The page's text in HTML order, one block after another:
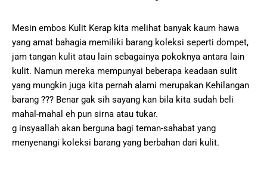
Mesin embos Kulit Kerap kita melihat banyak kaum hawa
yang amat bahagia memiliki barang koleksi seperti dompet,
jam tangan kulit atau lain sebagainya pokoknya antara lain
kulit. Namun mereka mempunyai beberapa keadaan sulit
yang mungkin juga kita pernah alami merupakan Kehilangan
barang ??? Benar gak sih sayang kan bila kita sudah beli
mahal-mahal eh pun sirna atau tukar.
g insyaallah akan berguna bagi teman-sahabat yang
menyenangi koleksi barang yang berbahan dari kulit.